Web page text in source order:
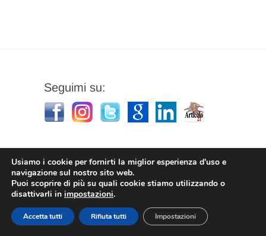
Seguimi su:
Stefano Corradino
Usiamo i cookie per fornirti la miglior esperienza d'uso e
navigazione sul nostro sito web.
Puoi scoprire di più su quali cookie stiamo utilizzando o
disattivarli in impostazioni.
Accetta tutti Rifiuta tutti Impostazioni